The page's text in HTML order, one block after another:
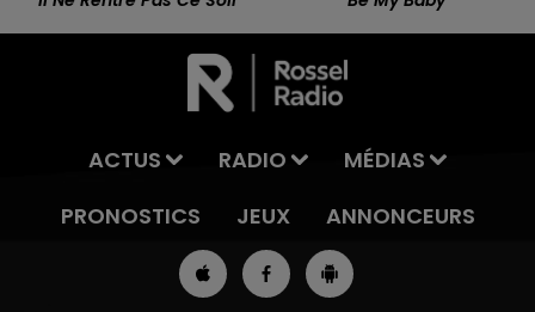
ACTUS RADIO
MÉDIAS
PRONOSTICS
JEUX ANNONCEURS